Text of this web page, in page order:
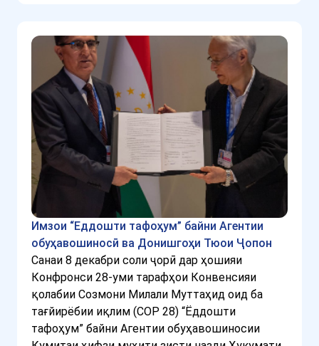
Имзои “Еддошти тафоҳум” байни Агентии
обуҳавошиносӣ ва Донишгоҳи Тюои Ҷопон
Санаи 8 декабри соли ҷорӣ дар ҳошияи
Конфронси 28-уми тарафҳои Конвенсияи
қолабии Созмони Милали Муттаҳид оид ба
тағйирёбии иқлим (СОР 28) “Ёддошти
тафоҳум” байни Агентии обуҳавошиносии